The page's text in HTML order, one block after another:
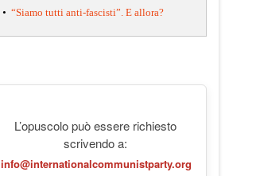
• “Siamo tutti anti-fascisti”. E allora?
L’opuscolo può essere richiesto
scrivendo a:
info@internationalcommunistparty.org